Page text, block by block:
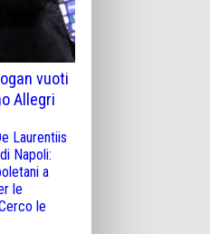
vuoti
Allegri
Laurentiis
Napoli:
a
le
le